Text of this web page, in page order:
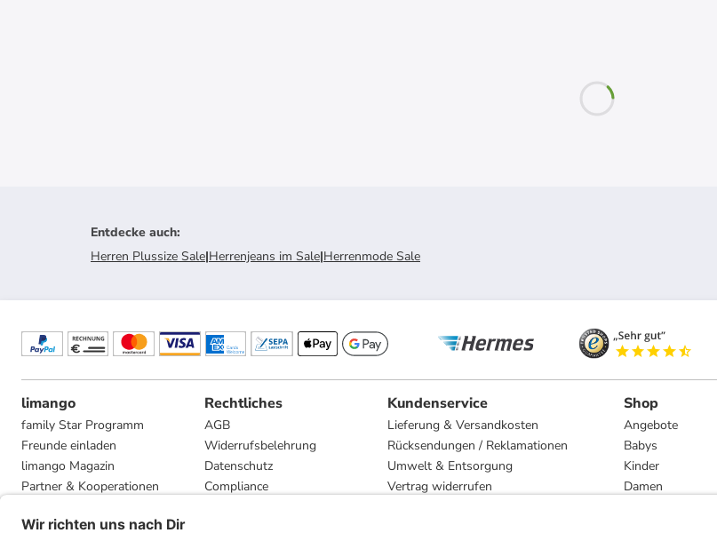
Entdecke auch:
Herren Plussize Sale|Herrenjeans im Sale|Herrenmode Sale
limango
family Star Programm
Freunde einladen
limango Magazin
Partner & Kooperationen
Presse
Rechtliches
AGB
Widerrufsbelehrung
Datenschutz
Compliance
Kundenservice
Lieferung & Versandkosten
Rücksendungen / Reklamationen
Umwelt & Entsorgung
Vertrag widerrufen
Shop
Angebote
Babys
Kinder
Damen